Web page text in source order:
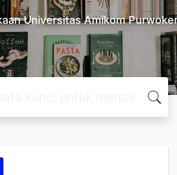
Universitas Amikom